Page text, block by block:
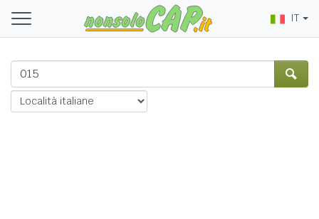
IT